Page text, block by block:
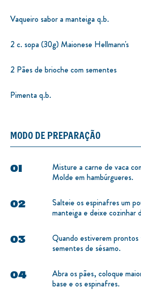
Vaqueiro sabor a manteiga q.b.
2 c. sopa (30g) Maionese Hellmann's
2 Pães de brioche com sementes
Pimenta q.b.
MODO DE PREPARAÇÃO
Misture a carne de vaca
Molde em hambúrgueres.
Salteie os espinafres um
manteiga e deixe cozinhar
Quando estiverem prontos
sementes de sésamo.
Abra os pães, coloque
base e os espinafres.